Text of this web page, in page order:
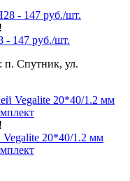
- 147 руб./шт.
п. Спутник, ул.
Vegalite 20*40/1.2 мм